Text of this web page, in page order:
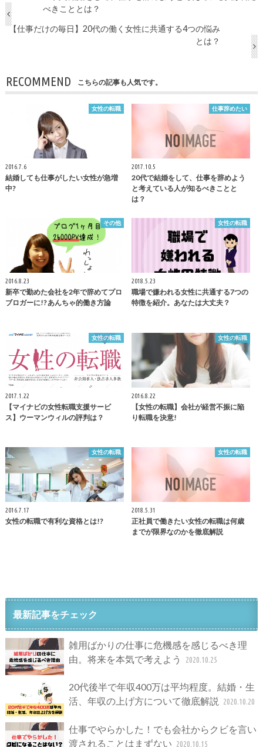
べきこととは？
【仕事だけの毎日】20代の働く女性に共通する4つの悩み
とは？
RECOMMEND こちらの記事も人気です。
女性の転職
2016.7.6
結婚しても仕事がしたい女性が急増
中?
仕事辞めたい
2017.10.5
20代で結婚をして、仕事を辞めよう
と考えている人が知るべきことと
は？
その他
2016.8.23
新卒で勤めた会社を2年で辞めてプロ
ブロガーに!? あんちゃ的働き方論
女性の転職
2018.5.23
職場で嫌われる女性に共通する7つの
特徴を紹介。あなたは大丈夫？
女性の転職
2017.1.22
【マイナビの女性転職支援サービ
ス】ウーマンウィルの評判は？
女性の転職
2016.8.22
【女性の転職】会社が経営不振に陥
り転職を決意!
女性の転職
2016.7.17
女性の転職で有利な資格とは!?
女性の転職
2018.5.31
正社員で働きたい女性の転職は何歳
までが限界なのかを徹底解説
最新記事をチェック
雑用ばかりの仕事に危機感を感じるべき理
由。将来を本気で考えよう
2020.10.25
20代後半で年収400万は平均程度。結婚・生
活、年収の上げ方について徹底解説
2020.10.20
仕事でやらかした！でも会社からクビを言い
渡されることはまずない 2020.10.15